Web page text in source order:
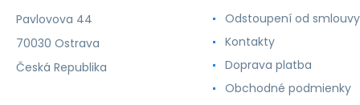
Pavlovova 44
70030 Ostrava
Česká Republika
Odstoupení od smlouvy
Kontakty
Doprava platba
Obchodné podmienky